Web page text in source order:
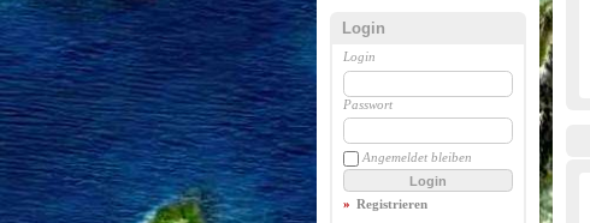
Login
Login
Passwort
Angemeldet bleiben
Login
Registrieren